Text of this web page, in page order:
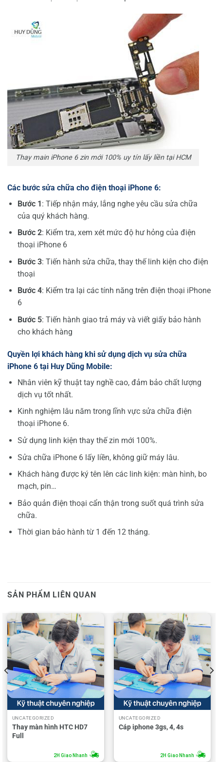
Thay main iPhone 6 zin mới 100% uy tín lấy liền tại HCM
Các bước sửa chữa cho điện thoại iPhone 6:
Bước 1: Tiếp nhận máy, lắng nghe yêu cầu sửa chữa
của quý khách hàng.
Bước 2: Kiểm tra, xem xét mức độ hư hỏng của điện
thoại iPhone 6
Bước 3: Tiến hành sửa chữa, thay thế linh kiện cho điện
thoại
Bước 4: Kiểm tra lại các tính năng trên điện thoại iPhone
6
Bước 5: Tiến hành giao trả máy và viết giấy bảo hành
cho khách hàng
Quyền lợi khách hàng khi sửdụng dịch vụ sửa chữa
iPhone 6 tại Huy Dũng Mobile:
Nhân viên kỹ thuật tay nghề cao, đảm bảo chất lượng
dịch vụ tốt nhất.
Kinh nghiệm lâu năm trong lĩnh vực sửa chữa điện
thoại iPhone 6.
Sử dụng linh kiện thay thế zin mới 100%.
Sửa chữa iPhone 6 lấy liền, không giữ máy lâu.
Khách hàng được ký tên lên các linh kiện: màn hình, bo
mạch, pin…
Bảo quản điện thoại cẩn thận trong suốt quá trình sửa
chữa.
Thời gian bảo hành từ 1 đến 12 tháng.
SẢN PHẨM LIÊN QUAN
UNCATEGORIZED
Thay màn hình HTC HD7
Full
2H Giao Nhanh
UNCATEGORIZED
Cáp iphone 3gs, 4, 4s
2H Giao Nhanh